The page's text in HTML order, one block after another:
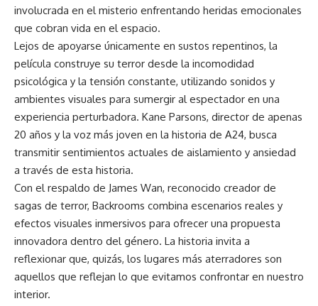
involucrada en el misterio enfrentando heridas emocionales
que cobran vida en el espacio.
Lejos de apoyarse únicamente en sustos repentinos, la
película construye su terror desde la incomodidad
psicológica y la tensión constante, utilizando sonidos y
ambientes visuales para sumergir al espectador en una
experiencia perturbadora. Kane Parsons, director de apenas
20 años y la voz más joven en la historia de A24, busca
transmitir sentimientos actuales de aislamiento y ansiedad
a través de esta historia.
Con el respaldo de James Wan, reconocido creador de
sagas de terror, Backrooms combina escenarios reales y
efectos visuales inmersivos para ofrecer una propuesta
innovadora dentro del género. La historia invita a
reflexionar que, quizás, los lugares más aterradores son
aquellos que reflejan lo que evitamos confrontar en nuestro
interior.